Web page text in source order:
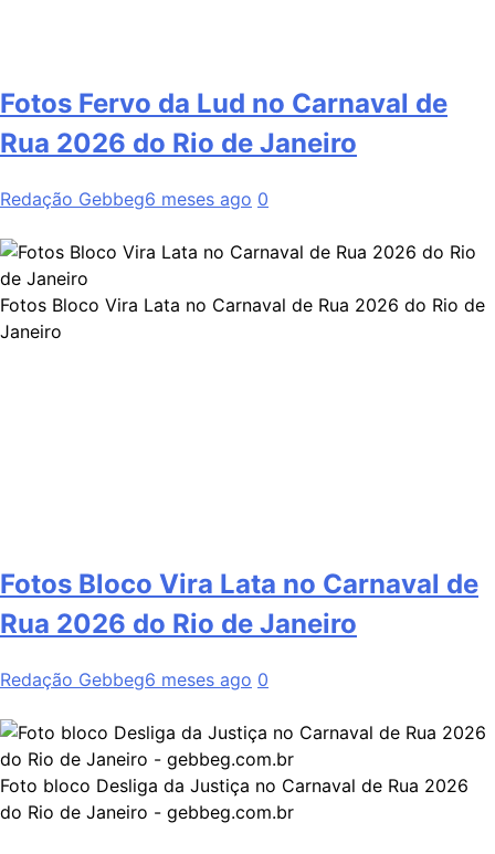
Fotos Fervo da Lud no Carnaval de
Rua 2026 do Rio de Janeiro
Redação Gebbeg6 meses ago 0
Fotos Bloco Vira Lata no Carnaval de Rua 2026 do Rio de
Janeiro
Fotos Bloco Vira Lata no Carnaval de
Rua 2026 do Rio de Janeiro
Redação Gebbeg6 meses ago 0
Foto bloco Desliga da Justiça no Carnaval de Rua 2026
do Rio de Janeiro - gebbeg.com.br